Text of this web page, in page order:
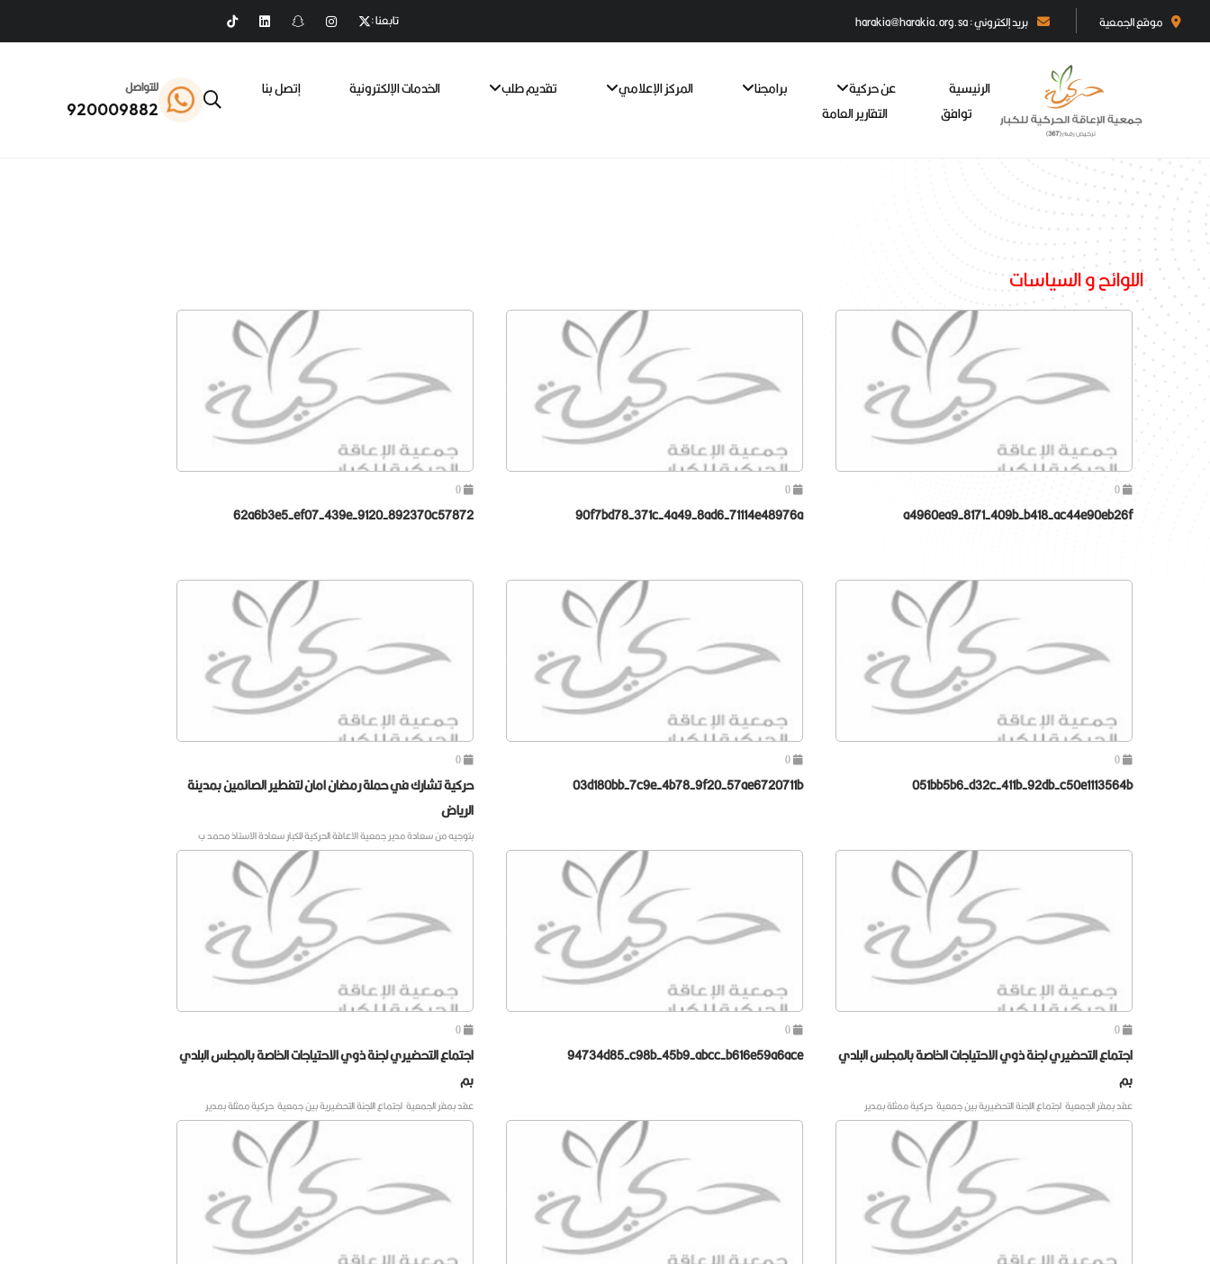
موقع الجمعية بريد إلكتروني : harakia@harakia.org.sa تابعنا :
الرئيسية عن حركية برامجنا المركز الإعلامي تقديم طلب الخدمات الإلكترونية
إتصل بنا
توافق
التقارير العامة
للتواصل
920009882
اللوائح و السياسات
0
a4960ea9-8171-409b-b418-ac44e90eb26f
0
90f7bd78-371c-4a49-8ad6-71114e48976a
0
62a6b3e5-ef07-439e-9120-892370c57872
0
051bb5b6-d32c-411b-92db-c50e1113564b
0
03d180bb-7c9e-4b78-9f20-57ae6720711b
0
حركية تشارك في حملة رمضان امان لتفطير الصائمين بمدينة
الرياض
بتوجيه من سعادة مدير جمعية الاعاقة الحركية للكبار سعادة الاستاذ محمد ب
0
اجتماع التحضيري لجنة ذوي الاحتياجات الخاصة بالمجلس البلدي
بم
عقد بمقر الجمعية اجتماع اللجنة التحضيرية بين جمعية حركية ممثلة بمدير
0
94734d85-c98b-45b9-abcc-b616e59a6ace
0
اجتماع التحضيري لجنة ذوي الاحتياجات الخاصة بالمجلس البلدي
بم
عقد بمقر الجمعية اجتماع اللجنة التحضيرية بين جمعية حركية ممثلة بمدير